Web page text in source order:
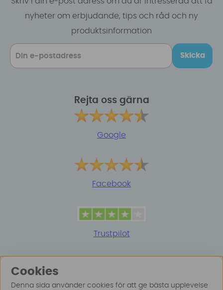
nyheter om erbjudande, tips och råd och ny
produktsinformation
Skicka
Rejta oss gärna
Google
Facebook
Trustpilot
Cookies
Denna sida använder cookies för att ge bästa upplevelse